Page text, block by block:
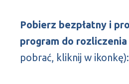
Pobierz bezpłatny i
program do rozliczenia
pobrać, kliknij w ikonkę):